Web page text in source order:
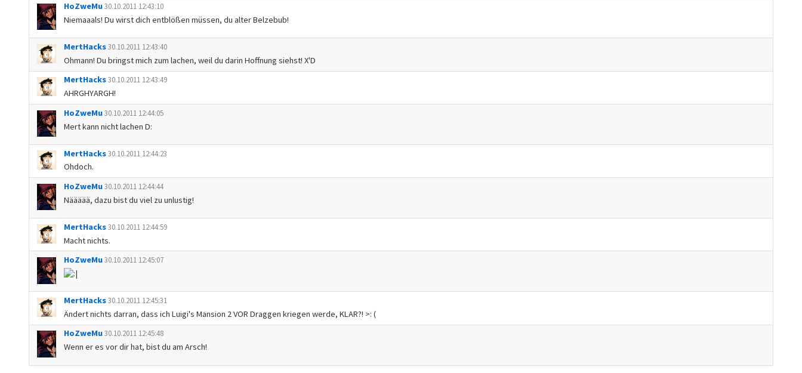
HoZweMu 30.10.2011 12:43:10
Niemaaals! Du wirst dich entblößen müssen, du alter Belzebub!
MertHacks 30.10.2011 12:43:40
Ohmann! Du bringst mich zum lachen, weil du darin Hoffnung siehst! X'D
MertHacks 30.10.2011 12:43:49
AHRGHYARGH!
HoZweMu 30.10.2011 12:44:05
Mert kann nicht lachen D:
MertHacks 30.10.2011 12:44:23
Ohdoch.
HoZweMu 30.10.2011 12:44:44
Näääää, dazu bist du viel zu unlustig!
MertHacks 30.10.2011 12:44:59
Macht nichts.
HoZweMu 30.10.2011 12:45:07
MertHacks 30.10.2011 12:45:31
Ändert nichts darran, dass ich Luigi's Mansion 2 VOR Draggen kriegen werde, KLAR?! >: (
HoZweMu 30.10.2011 12:45:48
Wenn er es vor dir hat, bist du am Arsch!